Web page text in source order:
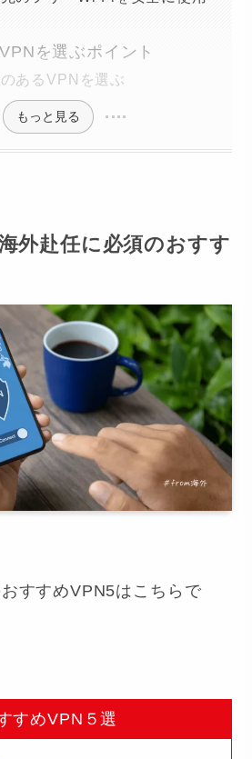
を選ぶポイント
あるVPNを選ぶ
もっと見る
外赴任に必須のおすす
すすめVPN5はこちらで
すめVPN５選